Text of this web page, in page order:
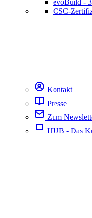
evoBuild -
CSC-
Kontakt
Presse
Zum
HUB - Das